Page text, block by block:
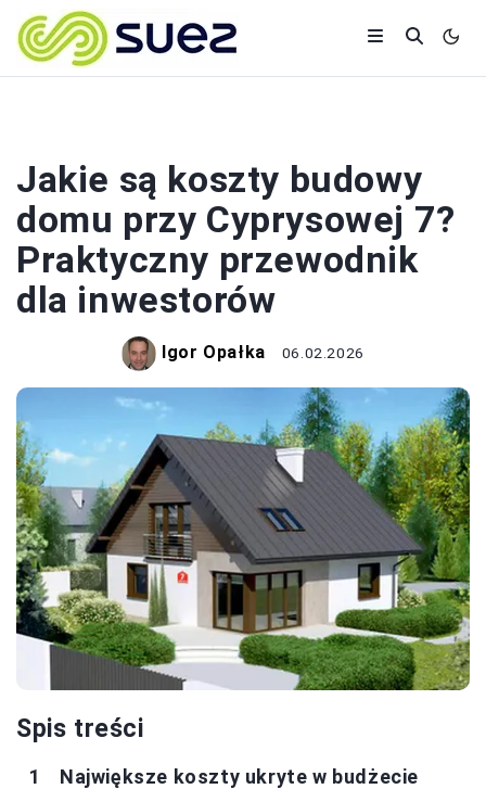
Jakie są koszty budowy
domu przy Cyprysowej 7?
Praktyczny przewodnik
dla inwestorów
Igor Opałka 06.02.2026
Spis treści
Największe koszty ukryte w budżecie